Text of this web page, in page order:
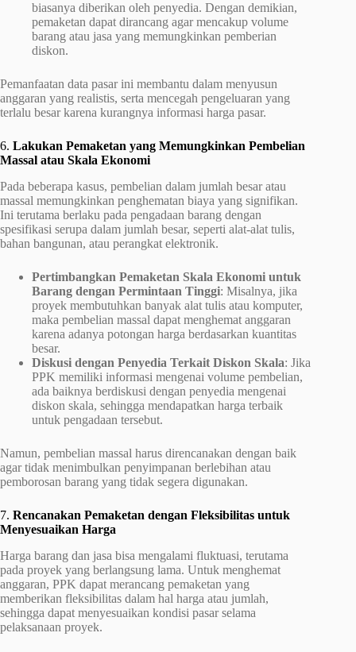
biasanya diberikan oleh penyedia. Dengan demikian,
pemaketan dapat dirancang agar mencakup volume
barang atau jasa yang memungkinkan pemberian
diskon.
Pemanfaatan data pasar ini membantu dalam menyusun
anggaran yang realistis, serta mencegah pengeluaran yang
terlalu besar karena kurangnya informasi harga pasar.
6. Lakukan Pemaketan yang Memungkinkan Pembelian
Massal atau Skala Ekonomi
Pada beberapa kasus, pembelian dalam jumlah besar atau
massal memungkinkan penghematan biaya yang signifikan.
Ini terutama berlaku pada pengadaan barang dengan
spesifikasi serupa dalam jumlah besar, seperti alat-alat tulis,
bahan bangunan, atau perangkat elektronik.
Pertimbangkan Pemaketan Skala Ekonomi untuk
Barang dengan Permintaan Tinggi: Misalnya, jika
proyek membutuhkan banyak alat tulis atau komputer,
maka pembelian massal dapat menghemat anggaran
karena adanya potongan harga berdasarkan kuantitas
besar.
Diskusi dengan Penyedia Terkait Diskon Skala: Jika
PPK memiliki informasi mengenai volume pembelian,
ada baiknya berdiskusi dengan penyedia mengenai
diskon skala, sehingga mendapatkan harga terbaik
untuk pengadaan tersebut.
Namun, pembelian massal harus direncanakan dengan baik
agar tidak menimbulkan penyimpanan berlebihan atau
pemborosan barang yang tidak segera digunakan.
7. Rencanakan Pemaketan dengan Fleksibilitas untuk
Menyesuaikan Harga
Harga barang dan jasa bisa mengalami fluktuasi, terutama
pada proyek yang berlangsung lama. Untuk menghemat
anggaran, PPK dapat merancang pemaketan yang
memberikan fleksibilitas dalam hal harga atau jumlah,
sehingga dapat menyesuaikan kondisi pasar selama
pelaksanaan proyek.